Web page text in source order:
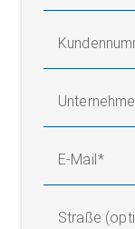
E-Mail
Straße